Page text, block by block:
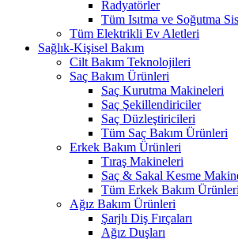
Radyatörler
Tüm Isıtma ve Soğutma
Tüm Elektrikli Ev Aletleri
Sağlık-Kişisel Bakım
Cilt Bakım Teknolojileri
Saç Bakım Ürünleri
Saç Kurutma Makineleri
Saç Şekillendiriciler
Saç Düzleştiricileri
Tüm Saç Bakım Ürünleri
Erkek Bakım Ürünleri
Tıraş Makineleri
Saç & Sakal Kesme
Tüm Erkek Bakım Ürünleri
Ağız Bakım Ürünleri
Şarjlı Diş Fırçaları
Ağız Duşları